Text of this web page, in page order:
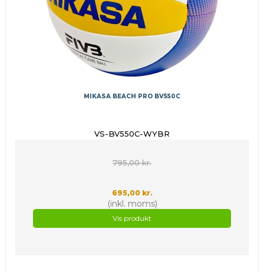
MIKASA BEACH PRO BV550C
VS-BV550C-WYBR
795,00 kr.
695,00 kr.
(inkl. moms)
Vis produkt